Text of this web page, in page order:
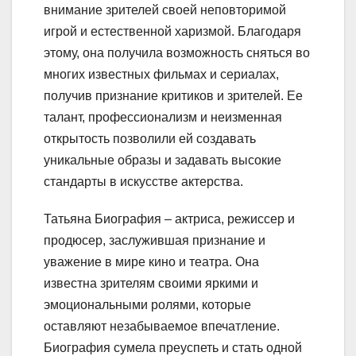
внимание зрителей своей неповторимой
игрой и естественной харизмой. Благодаря
этому, она получила возможность сняться во
многих известных фильмах и сериалах,
получив признание критиков и зрителей. Ее
талант, профессионализм и неизменная
открытость позволили ей создавать
уникальные образы и задавать высокие
стандарты в искусстве актерства.
Татьяна Биография – актриса, режиссер и
продюсер, заслужившая признание и
уважение в мире кино и театра. Она
известна зрителям своими яркими и
эмоциональными ролями, которые
оставляют незабываемое впечатление.
Биография сумела преуспеть и стать одной